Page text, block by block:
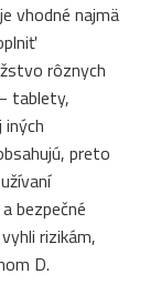
vhodné najmä
rôznych
tablety,
preto
bezpečné
rizikám,
D.